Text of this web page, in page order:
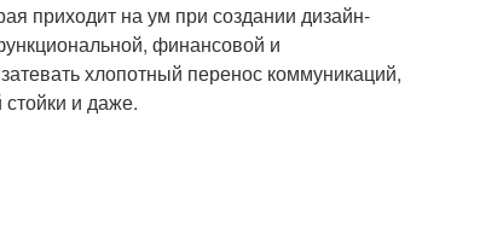
приходит на ум при создании дизайн-
финансовой и
хлопотный перенос коммуникаций,
и даже.